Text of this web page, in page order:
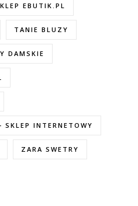
EBUTIK.PL
TANIE BLUZY
DAMSKIE
SKLEP INTERNETOWY
ZARA SWETRY